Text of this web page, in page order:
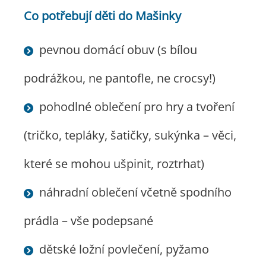
Co potřebují děti do Mašinky
pevnou domácí obuv (s bílou
podrážkou, ne pantofle, ne crocsy!)
pohodlné oblečení pro hry a tvoření
(tričko, tepláky, šatičky, sukýnka – věci,
které se mohou ušpinit, roztrhat)
náhradní oblečení včetně spodního
prádla – vše podepsané
dětské ložní povlečení, pyžamo